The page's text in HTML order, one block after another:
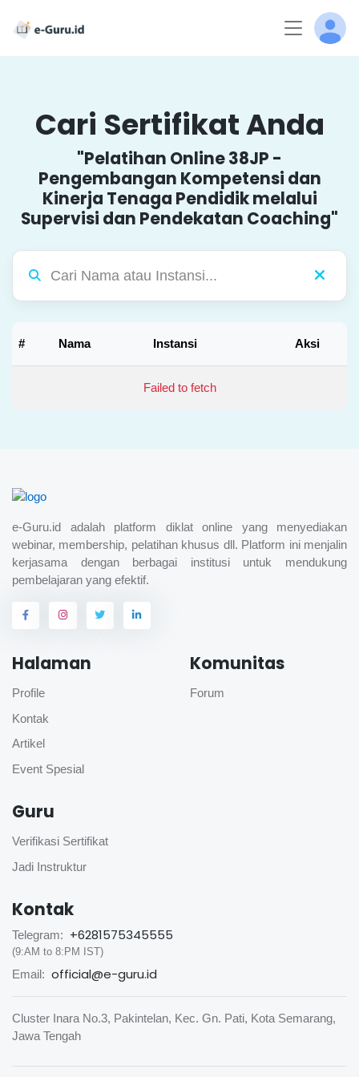
Cari Sertifikat Anda
"Pelatihan Online 38JP -
Pengembangan Kompetensi dan
Kinerja Tenaga Pendidik melalui
Supervisi dan Pendekatan Coaching"
# Nama Instansi Aksi
Failed to fetch
e-Guru.id adalah platform diklat online yang menyediakan
webinar, membership, pelatihan khusus dll. Platform ini menjalin
kerjasama dengan berbagai institusi untuk mendukung
pembelajaran yang efektif.
Halaman
Profile
Kontak
Artikel
Event Spesial
Komunitas
Forum
Guru
Verifikasi Sertifikat
Jadi Instruktur
Kontak
Telegram: +6281575345555
(9:AM to 8:PM IST)
Email: official@e-guru.id
Cluster Inara No.3, Pakintelan, Kec. Gn. Pati, Kota Semarang,
Jawa Tengah